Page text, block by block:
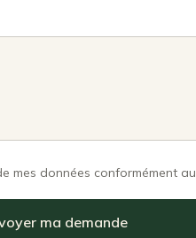
mes données conformément au
ma demande